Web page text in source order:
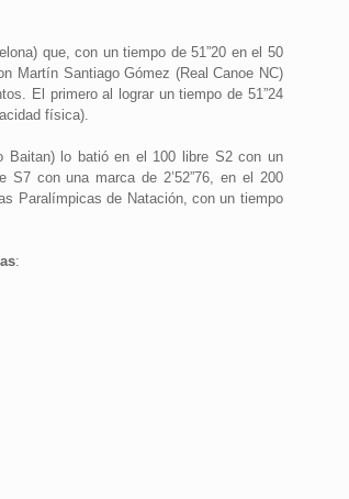
que, con un tiempo de 51”20 en el 50
Martín Santiago Gómez (Real Canoe NC)
El primero al lograr un tiempo de 51”24
física).
Baitan) lo batió en el 100 libre S2 con un
S7 con una marca de 2’52”76, en el 200
Paralímpicas de Natación, con un tiempo
: